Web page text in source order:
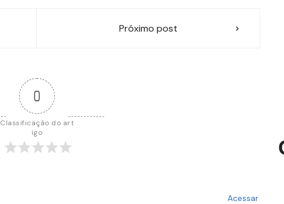
Próximo post
0
Classificação do art
igo
Acessar